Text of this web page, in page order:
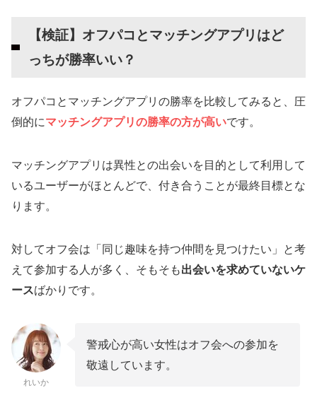
マッチングアプリの掲示板をうまく使う
チャットで下ネタを程よく使い匂わせる
結論、Twitterでオフパコは時代遅れ！やり方を
習得すれば出会い系アプリが最強
【検証】オフパコとマッチングアプリはど
っちが勝率いい？
オフパコとマッチングアプリの勝率を比較してみると、圧
倒的にマッチングアプリの勝率の方が高いです。
マッチングアプリは異性との出会いを目的として利用して
いるユーザーがほとんどで、付き合うことが最終目標とな
ります。
対してオフ会は「同じ趣味を持つ仲間を見つけたい」と考
えて参加する人が多く、そもそも出会いを求めていないケ
ースばかりです。
れいか
警戒心が高い女性はオフ会への参加を
敬遠しています。